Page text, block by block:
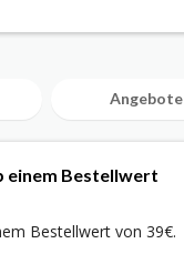
Angebote
einem Bestellwert
Bestellwert von 39€.